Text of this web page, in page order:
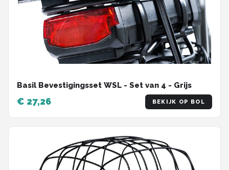
Basil Bevestigingsset WSL - Set van 4 - Grijs
€ 27,26 BEKIJK OP BOL